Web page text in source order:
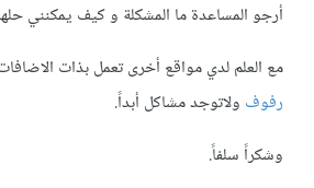
أرجو المساعدة ما المشكلة و كيف يمكنني
مع العلم لدي مواقع أخرى تعمل بذات
رفوفولاتوجد مشاكل أبداً.
وشكراً سلفاً.